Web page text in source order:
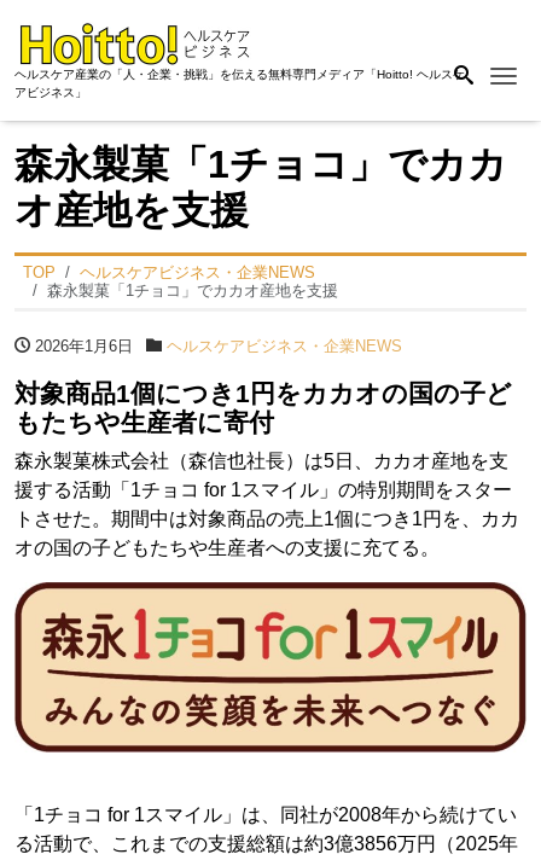
ヘルスケア産業の「人・企業・挑戦」を伝える無料専門メディア「Hoitto! ヘルスケ
アビジネス」
森永製菓「1チョコ」でカカ
オ産地を支援
TOP
ヘルスケアビジネス・企業NEWS
森永製菓「1チョコ」でカカオ産地を支援
2026年1月6日 ヘルスケアビジネス・企業NEWS
対象商品1個につき1円をカカオの国の子ど
もたちや生産者に寄付
森永製菓株式会社（森信也社長）は5日、カカオ産地を支
援する活動「1チョコ for 1スマイル」の特別期間をスター
トさせた。期間中は対象商品の売上1個につき1円を、カカ
オの国の子どもたちや生産者への支援に充てる。
「1チョコ for 1スマイル」は、同社が2008年から続けてい
る活動で、これまでの支援総額は約3億3856万円（2025年